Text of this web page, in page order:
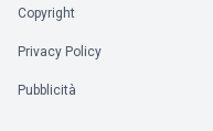
Copyright
Privacy Policy
Pubblicità